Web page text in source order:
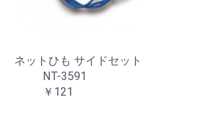
ネットひも サイドセット
NT-3591
￥121